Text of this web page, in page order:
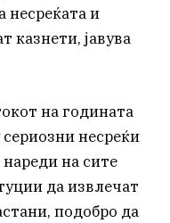
несреќата и
казнети, јавува
на годината
несреќи
на сите
да извлечат
подобро да